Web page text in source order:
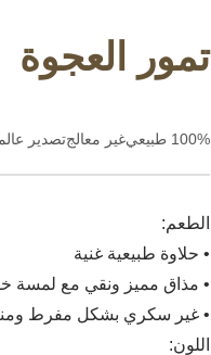
تمور العجوة
100% طبيعي غير معالجتصدير
الطعم:
• حلاوة طبيعية غنية
• مذاق مميز ونقي مع لمسة
• غير سكري بشكل مفرط
اللون: